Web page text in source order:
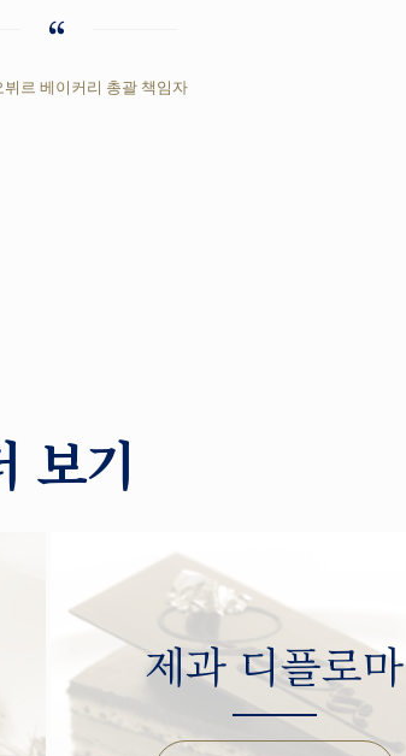
르 베이커리 총괄 책임자
보기
제과 디플로마